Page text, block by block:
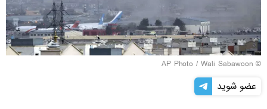
© AP Photo / Wali Sabawoon
عضو شوید